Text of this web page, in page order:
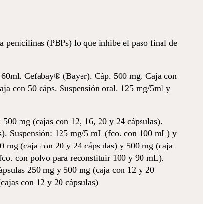
penicilinas (PBPs) lo que inhibe el paso final de
60ml. Cefabay® (Bayer). Cáp. 500 mg. Caja con
con 50 cáps. Suspensión oral. 125 mg/5ml y
mg (cajas con 12, 16, 20 y 24 cápsulas).
Suspensión: 125 mg/5 mL (fco. con 100 mL) y
mg (caja con 20 y 24 cápsulas) y 500 mg (caja
con polvo para reconstituir 100 y 90 mL).
250 mg y 500 mg (caja con 12 y 20
con 12 y 20 cápsulas)